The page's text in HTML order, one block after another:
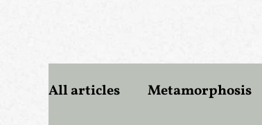
All articles Metamorphosis